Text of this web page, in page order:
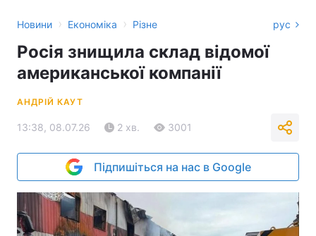
Новини › Економіка › Різне рус
Росія знищила склад відомої
американської компанії
АНДРІЙ КАУТ
13:38, 08.07.26 2 хв. 3001
Підпишіться на нас в Google